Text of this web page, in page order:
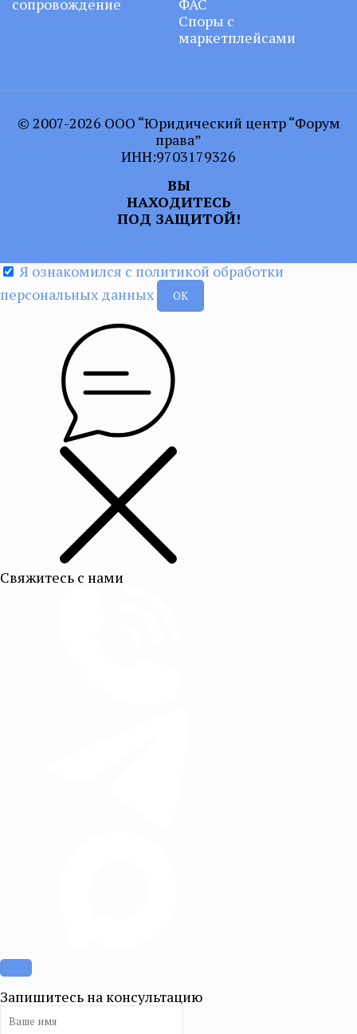
Споры с
маркетплейсами
© 2007-2026 ООО “Юридический центр “Форум
права”
ИНН:9703179326
ВЫ
НАХОДИТЕСЬ
ПОД ЗАЩИТОЙ!
Я ознакомился с политикой обработки
персональных данных
ОК
Свяжитесь с нами
Запишитесь на консультацию